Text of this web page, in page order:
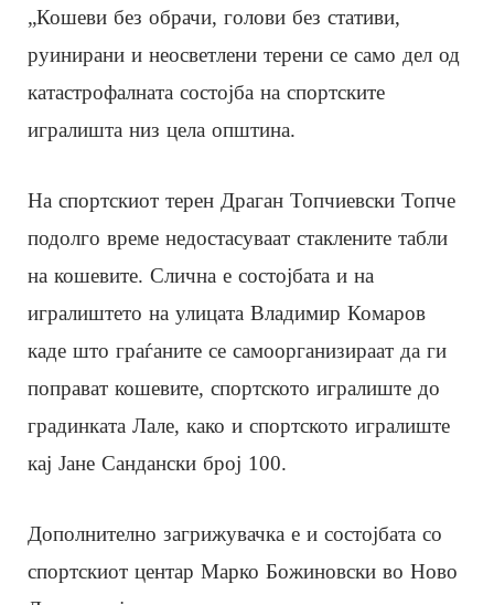
„Кошеви без обрачи, голови без стативи,
руинирани и неосветлени терени се само дел од
катастрофалната состојба на спортските
игралишта низ цела општина.
На спортскиот терен Драган Топчиевски Топче
подолго време недостасуваат стаклените табли
на кошевите. Слична е состојбата и на
игралиштето на улицата Владимир Комаров
каде што граѓаните се самоорганизираат да ги
поправат кошевите, спортското игралиште до
градинката Лале, како и спортското игралиште
кај Јане Сандански број 100.
Дополнително загрижувачка е и состојбата со
спортскиот центар Марко Божиновски во Ново